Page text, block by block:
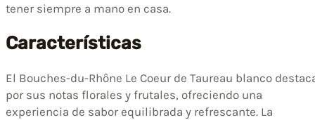
tener siempre a mano en casa.
Características
El Bouches-du-Rhône Le Coeur de Taureau blanco
por sus notas florales y frutales, ofreciendo una
experiencia de sabor equilibrada y refrescante. La